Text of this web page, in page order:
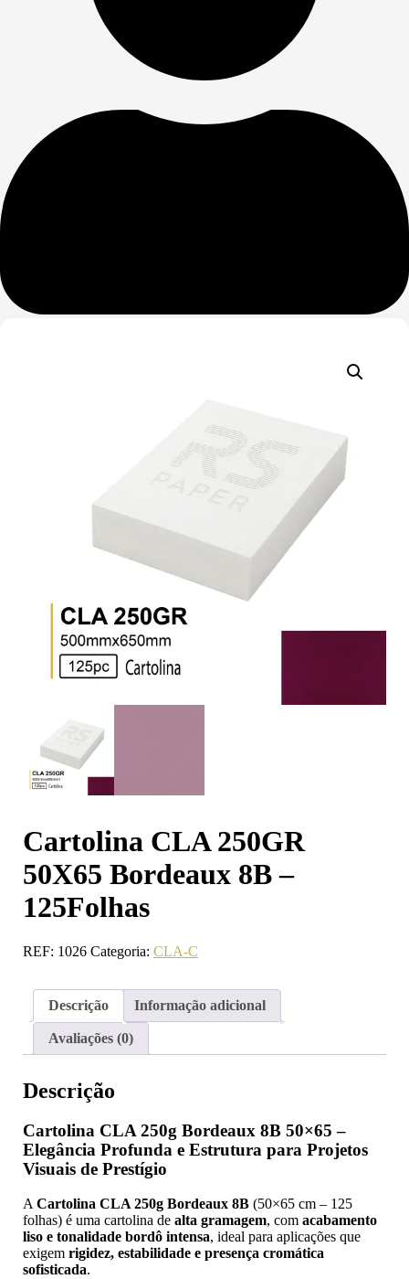
Cartolina CLA 250GR
50X65 Bordeaux 8B –
125Folhas
REF: 1026 Categoria: CLA-C
Descrição Informação adicional
Avaliações (0)
Descrição
Cartolina CLA 250g Bordeaux 8B 50×65 –
Elegância Profunda e Estrutura para Projetos
Visuais de Prestígio
A Cartolina CLA 250g Bordeaux 8B (50×65 cm – 125
folhas) é uma cartolina de alta gramagem, com acabamento
liso e tonalidade bordô intensa, ideal para aplicações que
exigem rigidez, estabilidade e presença cromática
sofisticada.